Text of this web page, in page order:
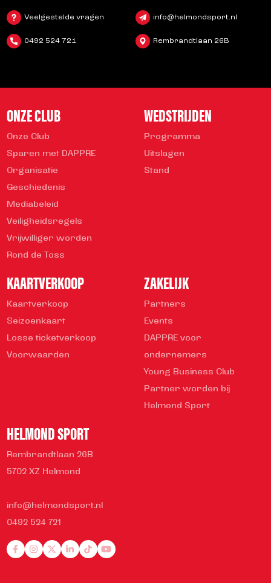
Veelgestelde vragen info@helmondsport.nl
0492 524 721 Rembrandtlaan 26B
ONZE CLUB
Onze Club
Sparen met DAPPRE
Organisatie
Geschiedenis
Mediabeleid
Veiligheidsregels
Vrijwilliger worden
Rond de Toss
WEDSTRIJDEN
Programma
Uitslagen
Stand
KAARTVERKOOP
Kaartverkoop
Seizoenkaart
Losse ticketverkoop
Voorwaarden
ZAKELIJK
Partners
Events
DAPPRE voor
ondernemers
Young Business Club
Partner worden bij
Helmond Sport
HELMOND SPORT
Rembrandtlaan 26B
5702 XZ Helmond
info@helmondsport.nl
0492 524 721